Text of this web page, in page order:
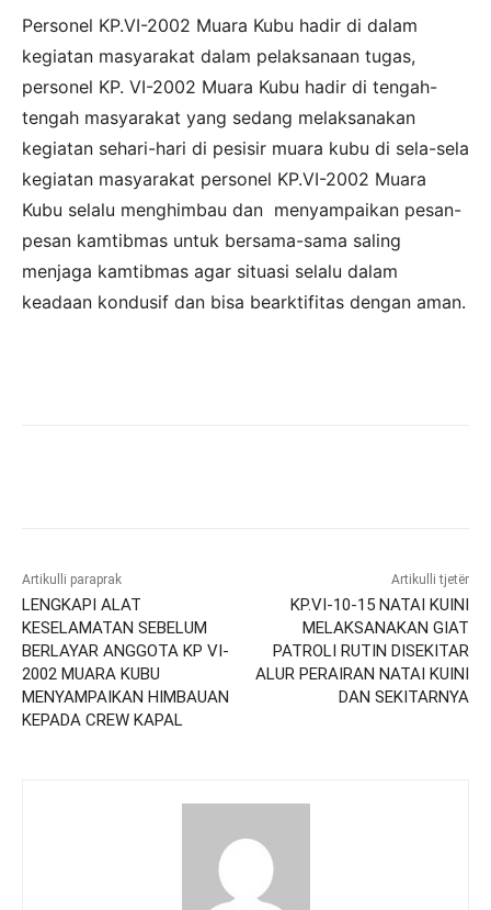
‎Personel KP.VI-2002 Muara Kubu hadir di dalam
kegiatan masyarakat dalam pelaksanaan tugas,
personel KP. VI-2002 Muara Kubu hadir di tengah-
tengah masyarakat yang sedang melaksanakan
kegiatan sehari-hari di pesisir muara kubu di sela-sela
kegiatan masyarakat personel KP.VI-2002 Muara
Kubu selalu menghimbau dan menyampaikan pesan-
pesan kamtibmas untuk bersama-sama saling
menjaga kamtibmas agar situasi selalu dalam
keadaan kondusif dan bisa bearktifitas dengan aman.
Artikulli paraprak
LENGKAPI ALAT
KESELAMATAN SEBELUM
BERLAYAR ANGGOTA KP VI-
2002 MUARA KUBU
MENYAMPAIKAN HIMBAUAN
KEPADA CREW KAPAL
Artikulli tjetër
KP.VI-10-15 NATAI KUINI
MELAKSANAKAN GIAT
PATROLI RUTIN DISEKITAR
ALUR PERAIRAN NATAI KUINI
DAN SEKITARNYA